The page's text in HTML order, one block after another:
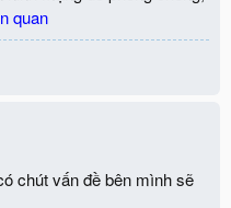
quan
chút vấn đề bên mình sẽ